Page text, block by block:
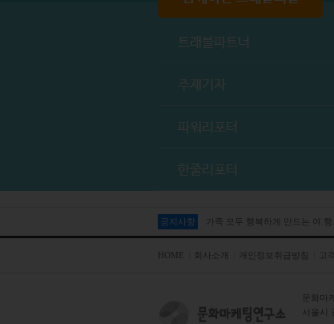
트래블파트너
주재기자
파워리포터
한줄리포터
공지사항 가족 모두 행복하게 만드는 여.
HOME 회사소개 개인정보취급방침 고
문화마
서울시